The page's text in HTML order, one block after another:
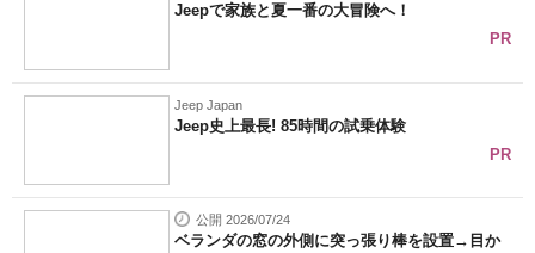
Jeepで家族と夏一番の大冒険へ！
PR
Jeep Japan
Jeep史上最長! 85時間の試乗体験
PR
公開 2026/07/24
ベランダの窓の外側に突っ張り棒を設置→目か